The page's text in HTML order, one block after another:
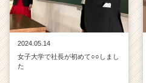
2024.05.14
女子大学で社長が初めて○○しまし
た